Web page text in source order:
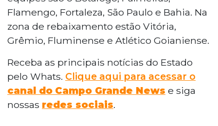
Flamengo, Fortaleza, São Paulo e Bahia. Na
zona de rebaixamento estão Vitória,
Grêmio, Fluminense e Atlético Goianiense.
Receba as principais notícias do Estado
pelo Whats. Clique aqui para acessar o
canal do Campo Grande News e siga
nossas redes sociais.